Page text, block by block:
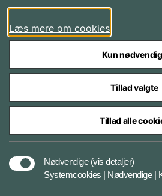
LinkedIn
Styrelser og myndigheder under
Læs mere om cookies
Kun
Tillad valgte
Tillad alle
Nødvendige (vis detaljer)
Systemcookies | Nødvendige |